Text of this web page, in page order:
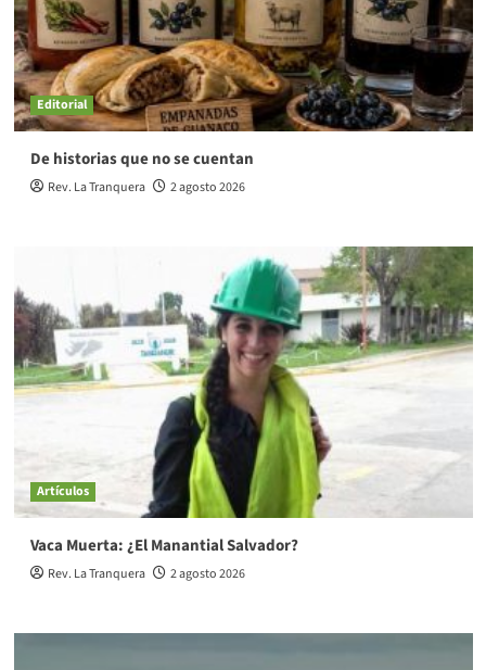
Editorial
De historias que no se cuentan
Rev. La Tranquera 2 agosto 2026
Artículos
Vaca Muerta: ¿El Manantial Salvador?
Rev. La Tranquera 2 agosto 2026